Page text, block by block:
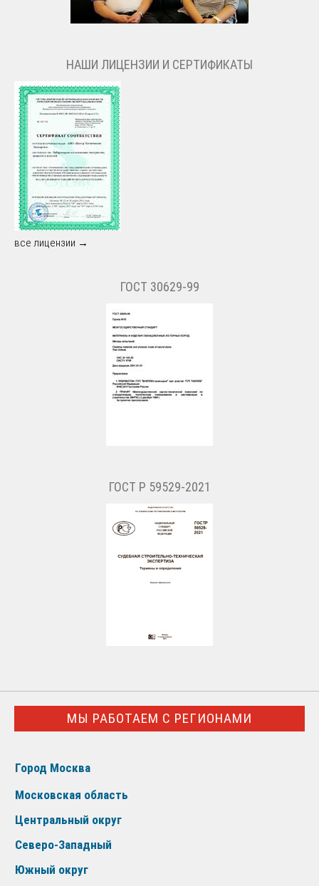
НАШИ ЛИЦЕНЗИИ И СЕРТИФИКАТЫ
все лицензии →
ГОСТ 30629-99
ГОСТ Р 59529-2021
МЫ РАБОТАЕМ С РЕГИОНАМИ
Город Москва
Московская область
Центральный округ
Северо-Западный
Южный округ